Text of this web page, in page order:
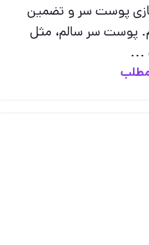
پوست سر و تضمین
پوست سر سالم، مثل
...